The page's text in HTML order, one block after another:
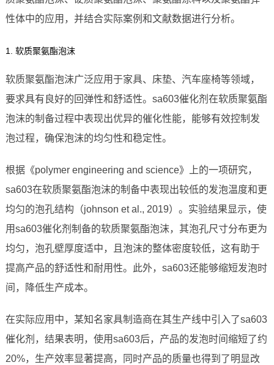
性体中的应用，并结合实际案例和文献数据进行分析。
1. 软质聚氨酯泡沫
软质聚氨酯泡沫广泛应用于家具、床垫、汽车座椅等领域，
要求具有良好的回弹性和舒适性。sa603催化剂在软质聚氨酯
泡沫的制备过程中表现出优异的催化性能，能够有效控制发
泡过程，确保泡沫的均匀性和稳定性。
根据《polymer engineering and science》上的一项研究，
sa603在软质聚氨酯泡沫的制备中表现出较低的发泡温度和更
均匀的泡孔结构（johnson et al., 2019）。实验结果显示，使
用sa603催化剂制备的软质聚氨酯泡沫，其泡孔尺寸分布更为
均匀，泡孔壁厚度适中，且泡沫的整体密度较低，这有助于
提高产品的舒适性和耐用性。此外，sa603还能够缩短发泡时
间，降低生产成本。
在实际应用中，某知名家具制造商在其生产线中引入了sa603
催化剂，结果表明，使用sa603后，产品的发泡时间缩短了约
20%，生产效率显著提高，同时产品的质量也得到了明显改